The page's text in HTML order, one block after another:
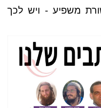
משפיע - ויש לכך